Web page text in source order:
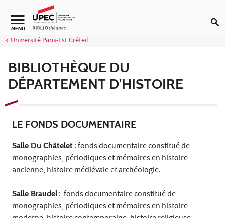
Aller au contenu
Navigation secondaire
MENU
Université Paris-Est Créteil
BIBLIOTHÈQUE DU
DÉPARTEMENT D'HISTOIRE
LE FONDS DOCUMENTAIRE
Salle Du Châtelet : fonds documentaire constitué de
monographies, périodiques et mémoires en histoire
ancienne, histoire médiévale et archéologie.
Salle Braudel : fonds documentaire constitué de
monographies, périodiques et mémoires en histoire